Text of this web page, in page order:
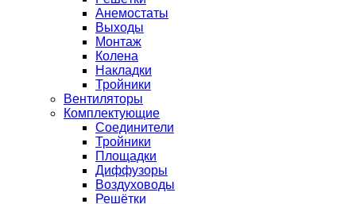
Анемостаты
Выходы
Монтаж
Колена
Накладки
Тройники
Вентиляторы
Комплектующие
Соединители
Тройники
Площадки
Диффузоры
Воздуховоды
Решётки